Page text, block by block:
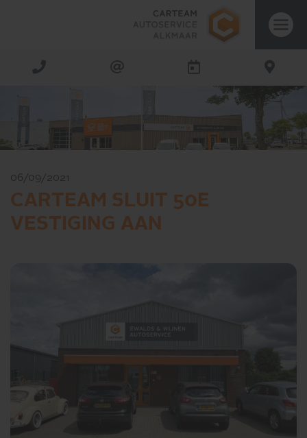
06/09/2021
CARTEAM SLUIT 50E
VESTIGING AAN